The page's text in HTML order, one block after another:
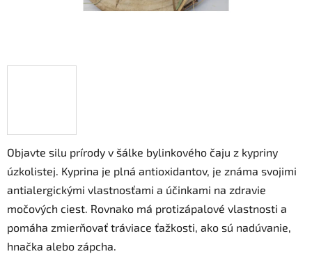
Objavte silu prírody v šálke bylinkového čaju z kypriny
úzkolistej. Kyprina je plná antioxidantov, je známa svojimi
antialergickými vlastnosťami a účinkami na zdravie
močových ciest. Rovnako má protizápalové vlastnosti a
pomáha zmierňovať tráviace ťažkosti, ako sú nadúvanie,
hnačka alebo zápcha.